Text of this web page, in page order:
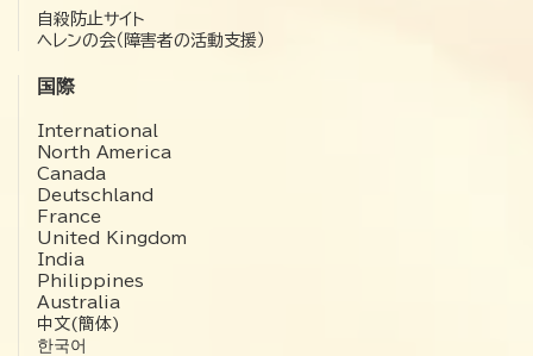
自殺防止サイト
ヘレンの会（障害者の活動支援）
国際
International
North America
Canada
Deutschland
France
United Kingdom
India
Philippines
Australia
中文(簡体)
한국어